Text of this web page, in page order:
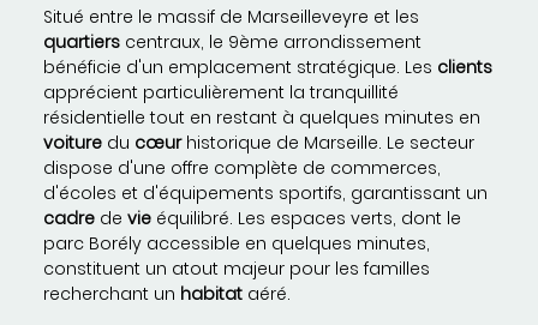
Situé entre le massif de Marseilleveyre et les
quartiers centraux, le 9ème arrondissement
bénéficie d'un emplacement stratégique. Les clients
apprécient particulièrement la tranquillité
résidentielle tout en restant à quelques minutes en
voiture du cœurhistorique de Marseille. Le secteur
dispose d'une offre complète de commerces,
d'écoles et d'équipements sportifs, garantissant un
cadre de vie équilibré. Les espaces verts, dont le
parc Borély accessible en quelques minutes,
constituent un atout majeur pour les familles
recherchant un habitat aéré.